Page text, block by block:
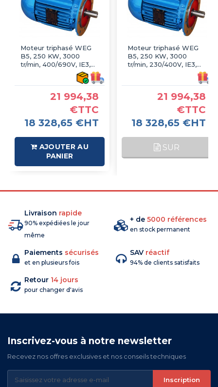
Moteur triphasé WEG
B5, 250 KW, 3000
tr/min, 400/690V, IE3,
21 994,38
€TTC
18 328,65 €HT
AJOUTER AU
PANIER
Moteur triphasé WEG
B5, 250 KW, 3000
tr/min, 230/400V, IE3,
21 994,38
€TTC
18 328,65 €HT
SUR
Livraison rapide
90% expédiées le jour
même
+ de 5000 références
en stock permanent
Paiements sécurisés
et en plusieurs fois
SAV réactif
94% de clients satisfaits
Retour 14 jours
pour changer d'avis
Inscrivez-vous à notre newsletter
Recevez nos offres exclusives et nos conseils techniques
Inscription